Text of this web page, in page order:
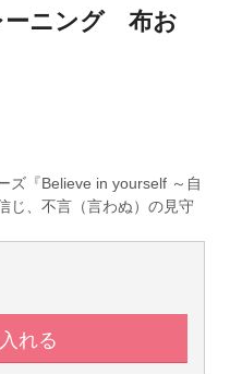
ーニング 布お
ズ『Believe in yourself ～自
じ、不言（言わぬ）の見守